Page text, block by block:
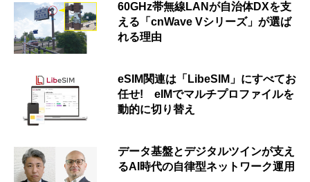
60GHz帯無線LANが自治体DXを支
える「cnWave Vシリーズ」が選ば
れる理由
eSIM関連は「LibeSIM」にすべてお
任せ! eIMでマルチプロファイルを
動的に切り替え
データ基盤とデジタルツインが支え
るAI時代の自律型ネットワーク運用